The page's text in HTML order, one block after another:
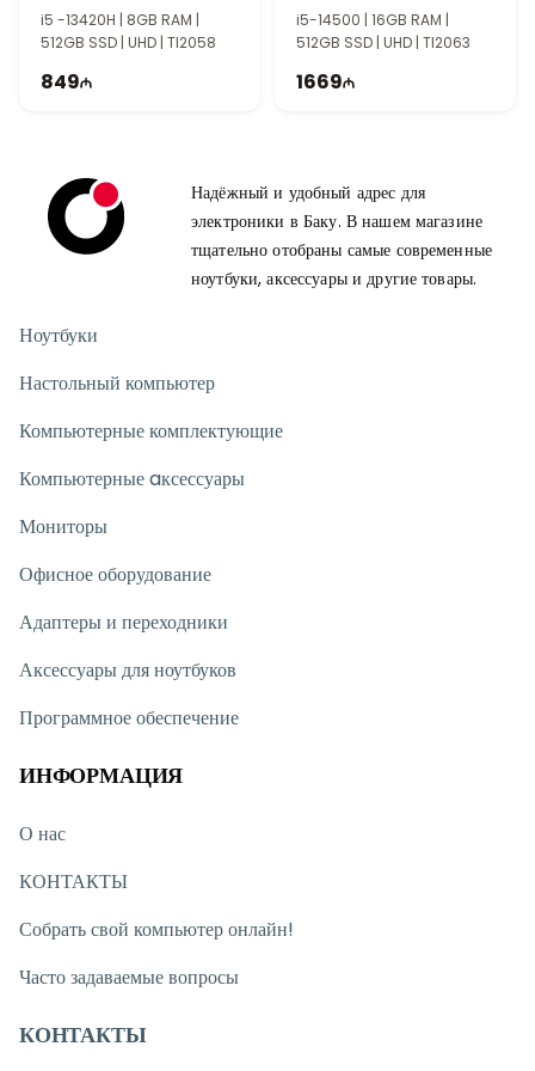
учреждений и пользователей, которым необходим надежный
рабочий компьютер. Сочетание процессора Intel Core i7-
12700, 8 ГБ оперативной памяти, SSD на 512 ГБ и графики
конструкция, высокая стабильность и возможности
расширения делают этот компьютер отличным решением для
долгосрочной эксплуатации.
90PF05I1-M00CR0
i5 -13420H | 8GB RAM |
512GB SSD | UHD | TI2058
849
90PF05N1-M000S0
i5-14500 | 16GB RAM |
512GB SSD | UHD | TI2063
1669
Надёжный и удобный адрес для
электроники в Баку. В нашем магазине
тщательно отобраны самые современные
ноутбуки, аксессуары и другие товары.
Ноутбуки
Настольный компьютер
Компьютерные комплектующие
Компьютерные aксессуары
Мониторы
Офисное оборудование
Адаптеры и переходники
Аксессуары для ноутбуков
Программное обеспечение
ИНФОРМАЦИЯ
О нас
КОНТАКТЫ
Собрать свой компьютер онлайн!
Часто задаваемые вопросы
КОНТАКТЫ